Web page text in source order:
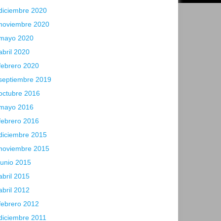
2020
2020
2020
2020
2020
2019
2016
2016
2016
2015
2015
2015
2015
2012
2012
2011